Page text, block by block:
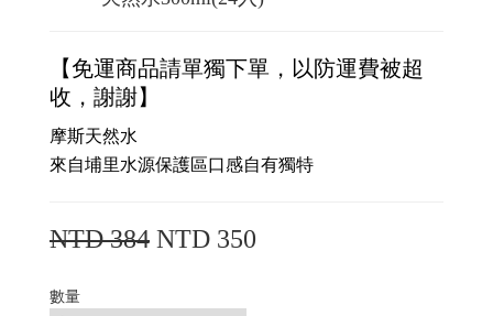
【免運商品請單獨下單，以防運費被超
收，謝謝】
摩斯天然水
來自埔里水源保護區口感自有獨特
NTD 384 NTD 350
數量